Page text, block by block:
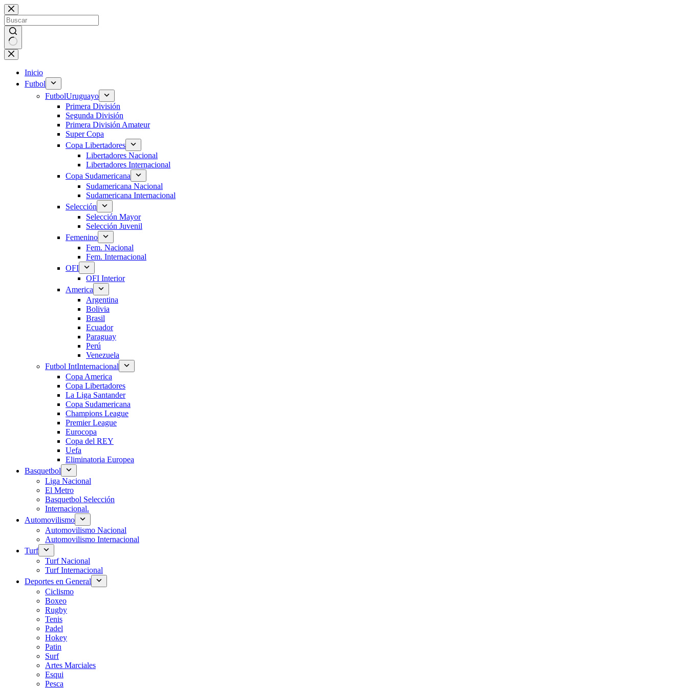
Saltar
al
contenido
Sin
resultados
Inicio
Futbol
FutbolUruguayo
Primera División
Segunda División
Primera División Amateur
Super Copa
Copa Libertadores
Libertadores Nacional
Libertadores Internacional
Copa Sudamericana
Sudamericana Nacional
Sudamericana Internacional
Selección
Selección Mayor
Selección Juvenil
Femenino
Fem. Nacional
Fem. Internacional
OFI
OFI Interior
America
Argentina
Bolivia
Brasil
Ecuador
Paraguay
Perú
Venezuela
Futbol IntInternacional
Copa America
Copa Libertadores
La Liga Santander
Copa Sudamericana
Champions League
Premier League
Eurocopa
Copa del REY
Uefa
Eliminatoria Europea
Basquetbol
Liga Nacional
El Metro
Basquetbol Selección
Internacional.
Automovilismo
Automovilismo Nacional
Automovilismo Internacional
Turf
Turf Nacional
Turf Internacional
Deportes en General
Ciclismo
Boxeo
Rugby
Tenis
Padel
Hokey
Patin
Surf
Artes Marciales
Esqui
Pesca